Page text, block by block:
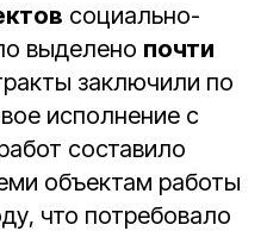
социально-
выделено почти
заключили по
исполнение с
составило
объектам работы
что потребовало